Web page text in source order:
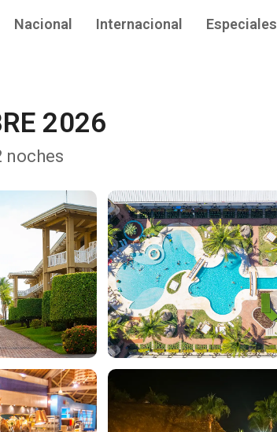
Nacional Internacional Especiales
2026
noches